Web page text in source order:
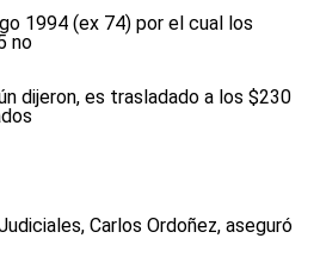
1994 (ex 74) por el cual los
no
dijeron, es trasladado a los $230
Carlos Ordoñez, aseguró